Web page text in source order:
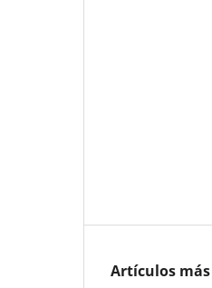
Artículos